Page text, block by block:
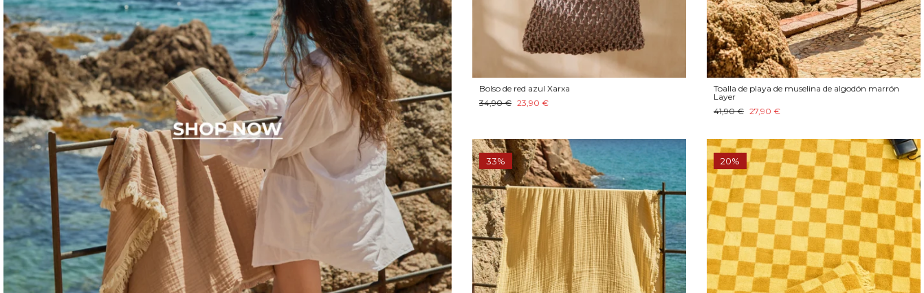
Bolso de red azul Xarxa
34,90 € 23,90 €
Toalla de playa de muselina de algodón marrón
Layer
41,90 € 27,90 €
33% 20%